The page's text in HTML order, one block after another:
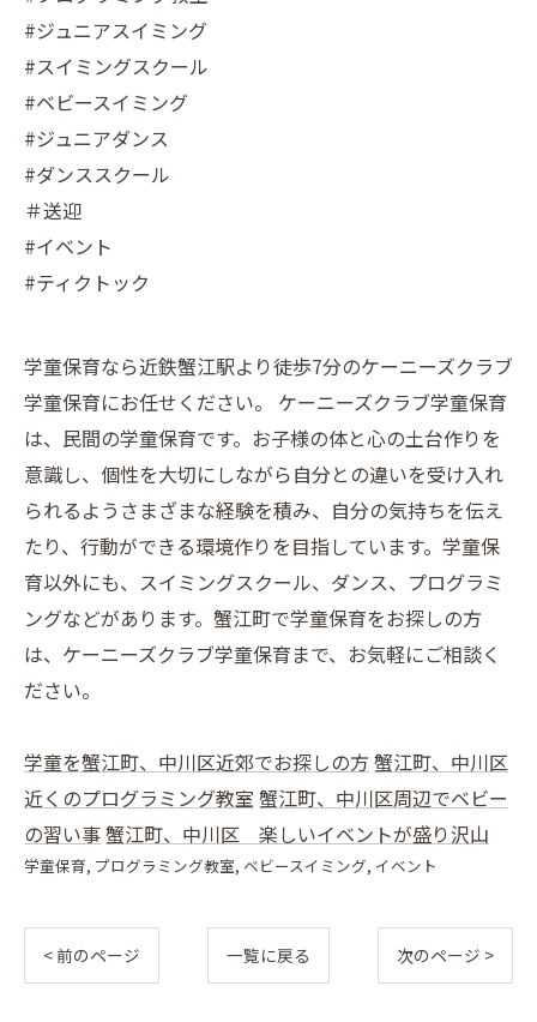
#ジュニアスイミング
#スイミングスクール
#ベビースイミング
#ジュニアダンス
#ダンススクール
＃送迎
#イベント
#ティクトック
学童保育なら近鉄蟹江駅より徒歩7分のケーニーズクラブ
学童保育にお任せください。 ケーニーズクラブ学童保育
は、民間の学童保育です。お子様の体と心の土台作りを
意識し、個性を大切にしながら自分との違いを受け入れ
られるようさまざまな経験を積み、自分の気持ちを伝え
たり、行動ができる環境作りを目指しています。学童保
育以外にも、スイミングスクール、ダンス、プログラミ
ングなどがあります。蟹江町で学童保育をお探しの方
は、ケーニーズクラブ学童保育まで、お気軽にご相談く
ださい。
学童を蟹江町、中川区近郊でお探しの方 蟹江町、中川区
近くのプログラミング教室 蟹江町、中川区周辺でベビー
の習い事蟹江町、中川区 楽しいイベントが盛り沢山
学童保育 プログラミング教室 ベビースイミング イベント
< 前のページ 一覧に戻る 次のページ >